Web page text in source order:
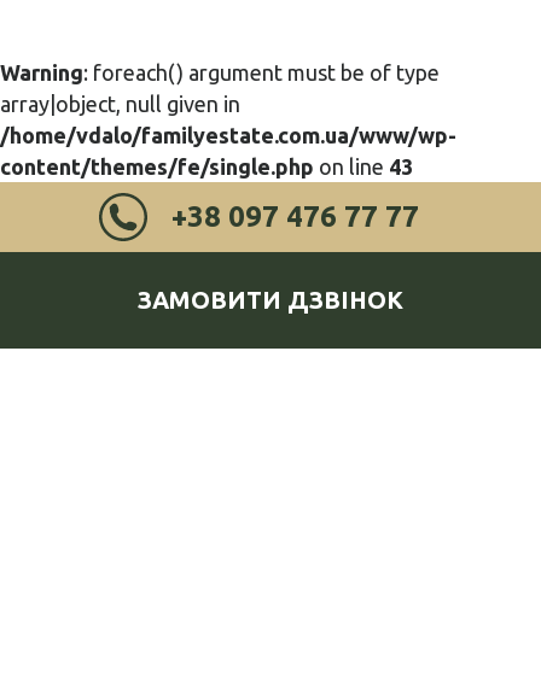
Warning: foreach() argument must be of type
array|object, null given in
/home/vdalo/familyestate.com.ua/www/wp-
content/themes/fe/single.php on line 43
+38 097 476 77 77
ЗАМОВИТИ ДЗВІНОК